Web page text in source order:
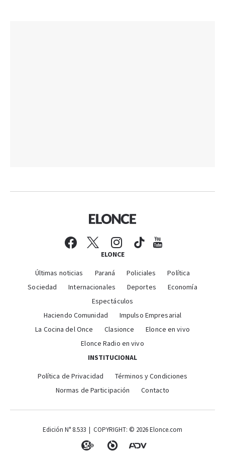
ELONCE
Últimas noticias Paraná Policiales
Política
Sociedad
Internacionales Deportes
Economía
Espectáculos
Haciendo Comunidad
Impulso Empresarial
La Cocina del Once
Clasionce
Elonce en vivo
Elonce Radio en vivo
INSTITUCIONAL
Política de Privacidad
Términos y Condiciones
Normas de Participación
Contacto
Edición N° 8.533 | COPYRIGHT: © 2026 Elonce.com